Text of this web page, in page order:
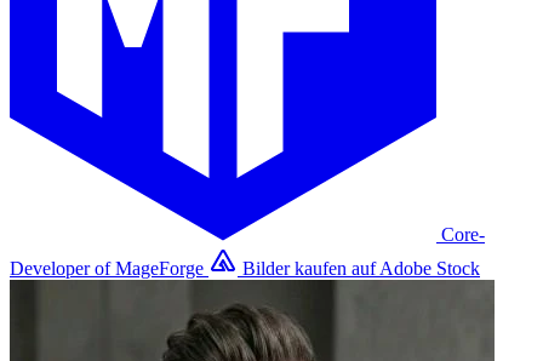
Core-
Developer of MageForge
Bilder kaufen auf Adobe Stock